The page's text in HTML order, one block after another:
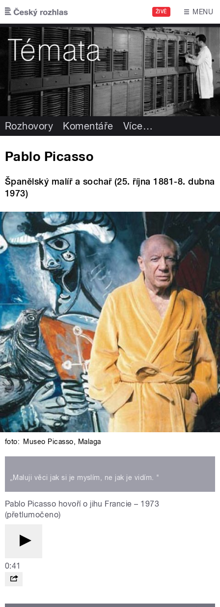
Přejít k hlavnímu obsahu
ŽIVĚ MENU
Rozhovory Komentáře Více…
Pablo Picasso
Španělský malíř a sochař (25. října 1881-8. dubna
1973)
foto: Museo Picasso, Malaga
„Maluji věci jak si je myslím, ne jak je vidím. "
Pablo Picasso hovoří o jihu Francie – 1973
(přetlumočeno)
0:41